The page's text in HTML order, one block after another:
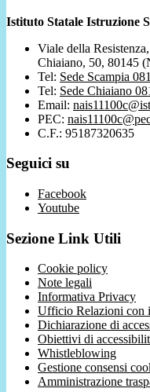
Istituto Statale Istruzione
Viale della
Chiaiano, 50, 80145
Tel: Sede Scampia
Tel: Sede Chiaiano
Email:
PEC:
C.F.: 95187320635
Seguici su
Facebook
Youtube
Sezione Link Utili
Cookie policy
Note legali
Informativa Privacy
Ufficio Relazioni con
Dichiarazione di
Obiettivi di
Whistleblowing
Gestione consensi
Amministrazione